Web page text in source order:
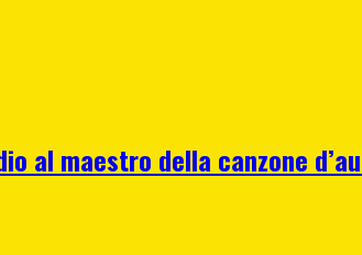
al maestro della canzone